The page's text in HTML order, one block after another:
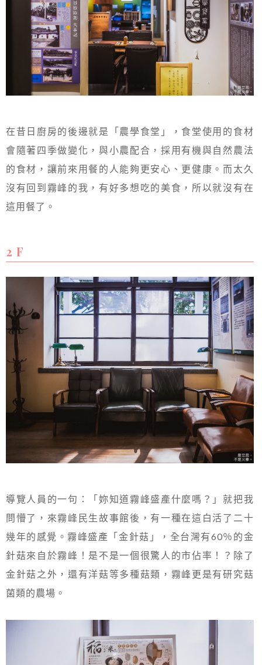
在昔日廚房的後邊就是「農學食堂」，食堂使用的食材
會隨著四季做變化，與小農配合，採用有機與自然農法
的食材，讓前來用餐的人能夠更安心、更健康。而太久
沒有回到霧峰的我，有好多想吃的美食，所以就沒有在
這用餐了。
2 F
導覽人員的一句：「妳知道霧峰盛產什麼嗎？」就把我
問懵了，來霧峰民生故事館後，有一種在這白活了二十
幾年的感覺。霧峰盛產「金針菇」，全台灣有60％的金
針菇來自於霧峰！是不是一個很驚人的市佔率！？除了
金針菇之外，還有洋菇等多種菇類，霧峰更是有研究菇
菌類的農場。